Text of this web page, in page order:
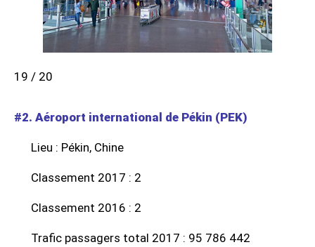
19 / 20
#2. Aéroport international de Pékin (PEK)
Lieu : Pékin, Chine
Classement 2017 : 2
Classement 2016 : 2
Trafic passagers total 2017 : 95 786 442